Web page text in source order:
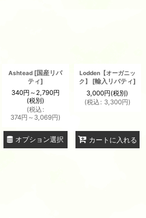
Ashtead [国産リバ
ティ]
340円～2,790円
(税別)
(税込:
374円 ～3,069円)
オプション選択
Lodden【オーガニッ
ク】
[輸入リバティ]
3,000円(税別)
(税込: 3,300円)
カートに入れる